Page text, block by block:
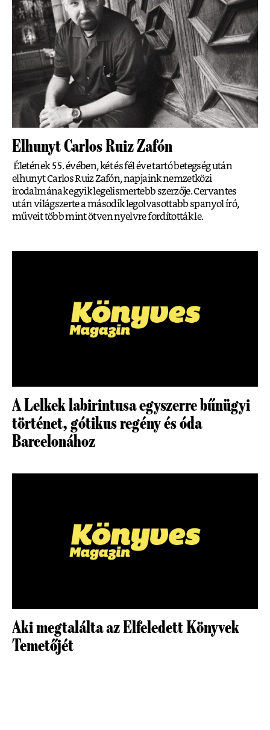
Elhunyt Carlos Ruiz Zafón
Életének 55. évében, két és fél éve tartó betegség után
elhunyt Carlos Ruiz Zafón, napjaink nemzetközi
irodalmának egyik legelismertebb szerzője. Cervantes
után világszerte a második legolvasottabb spanyol író,
műveit több mint ötven nyelvre fordították le.
A Lelkek labirintusa egyszerre bűnügyi
történet, gótikus regény és óda
Barcelonához
Aki megtalálta az Elfeledett Könyvek
Temetőjét